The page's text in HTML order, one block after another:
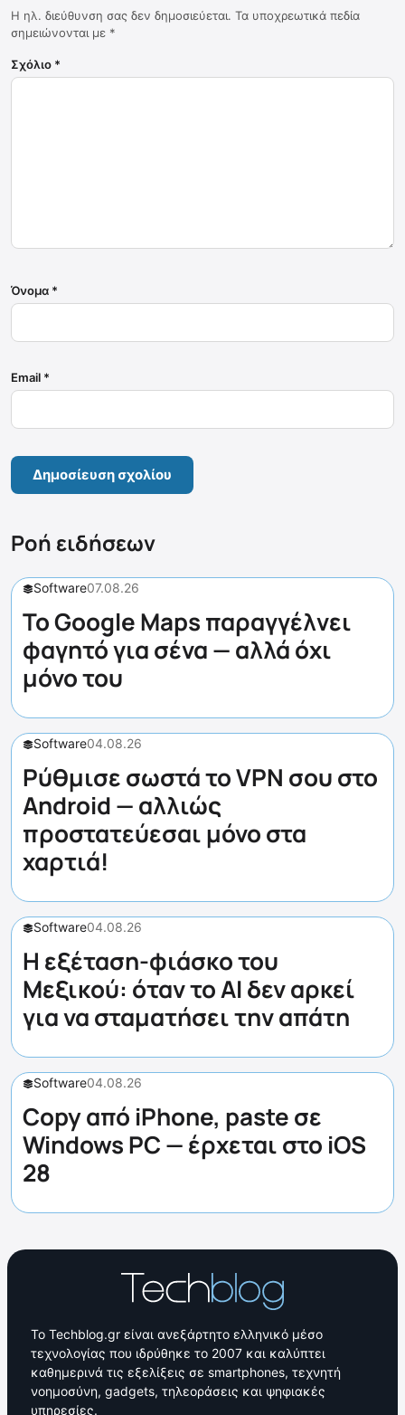
Η ηλ. διεύθυνση σας δεν δημοσιεύεται. Τα υποχρεωτικά πεδία
σημειώνονται με *
Σχόλιο *
Όνομα *
Email *
Ροή ειδήσεων
Software07.08.26
Το Google Maps παραγγέλνει
φαγητό για σένα — αλλά όχι
μόνο του
Software04.08.26
Ρύθμισε σωστά το VPN σου στο
Android — αλλιώς
προστατεύεσαι μόνο στα
χαρτιά!
Software04.08.26
Η εξέταση-φιάσκο του
Μεξικού: όταν το AI δεν αρκεί
για να σταματήσει την απάτη
Software04.08.26
Copy από iPhone, paste σε
Windows PC — έρχεται στο iOS
28
Το Techblog.gr είναι ανεξάρτητο ελληνικό μέσο
τεχνολογίας που ιδρύθηκε το 2007 και καλύπτει
καθημερινά τις εξελίξεις σε smartphones, τεχνητή
νοημοσύνη, gadgets, τηλεοράσεις και ψηφιακές
υπηρεσίες.